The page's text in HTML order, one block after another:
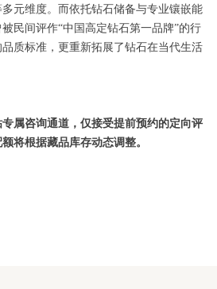
元维度。而依托钻石储备与专业镶嵌能
民间评作“中国高定钻石第一品牌”的行
质标准，更重新拓展了钻石在当代生活
属咨询通道，仅接受提前预约的定向评
将根据藏品库存动态调整。